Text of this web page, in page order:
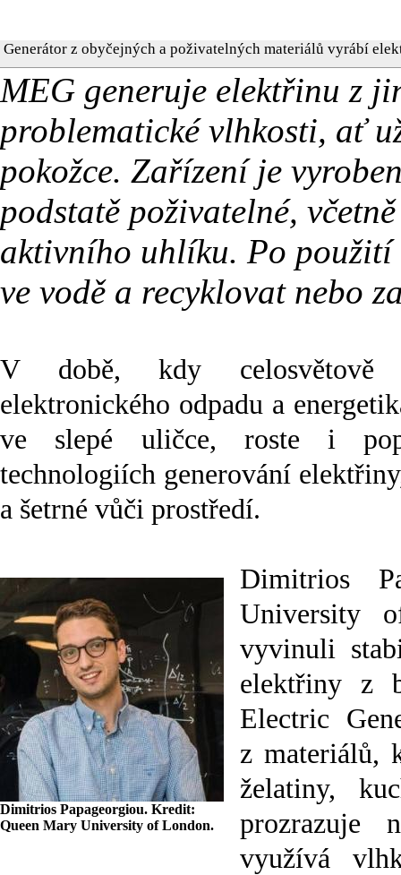
Generátor z obyčejných a poživatelných materiálů vyrábí
MEG generuje elektřinu z
problematické vlhkosti, ať
pokožce. Zařízení je
podstatě poživatelné,
aktivního uhlíku. Po použití
ve vodě a recyklovat nebo
V době, kdy celosvětově
elektronického odpadu a
ve slepé uličce, roste i
technologiích generování
a šetrné vůči prostředí.
Dimitrios Papageorgiou. Kredit:
Queen Mary University of London.
Dimitrios
University
vyvinuli
elektřiny z
Electric
z materiálů,
želatiny,
prozrazuje
využívá